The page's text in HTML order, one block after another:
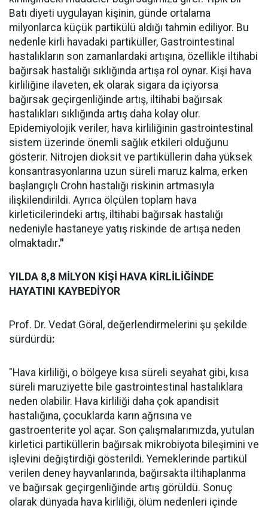
Batı diyeti uygulayan kişinin, günde ortalama
milyonlarca küçük partikülü aldığı tahmin ediliyor. Bu
nedenle kirli havadaki partiküller, Gastrointestinal
hastalıkların son zamanlardaki artışına, özellikle iltihabi
bağırsak hastalığı sıklığında artışa rol oynar. Kişi hava
kirliliğine ilaveten, ek olarak sigara da içiyorsa
bağırsak geçirgenliğinde artış, iltihabi bağırsak
hastalıkları sıklığında artış daha kolay olur.
Epidemiyolojik veriler, hava kirliliğinin gastrointestinal
sistem üzerinde önemli sağlık etkileri olduğunu
gösterir. Nitrojen dioksit ve partiküllerin daha yüksek
konsantrasyonlarına uzun süreli maruz kalma, erken
başlangıçlı Crohn hastalığı riskinin artmasıyla
ilişkilendirildi. Ayrıca ölçülen toplam hava
kirleticilerindeki artış, iltihabi bağırsak hastalığı
nedeniyle hastaneye yatış riskinde de artışa neden
olmaktadır."
YILDA 8,8 MİLYON KİŞİ HAVA KİRLİLİĞİNDE
HAYATINI KAYBEDİYOR
Prof. Dr. Vedat Göral, değerlendirmelerini şu şekilde
sürdürdü:
"Hava kirliliği, o bölgeye kısa süreli seyahat gibi, kısa
süreli maruziyette bile gastrointestinal hastalıklara
neden olabilir. Hava kirliliği daha çok apandisit
hastalığına, çocuklarda karın ağrısına ve
gastroenterite yol açar. Son çalışmalarımızda, yutulan
kirletici partiküllerin bağırsak mikrobiyota bileşimini ve
işlevini değiştirdiği gösterildi. Yemeklerinde partikül
verilen deney hayvanlarında, bağırsakta iltihaplanma
ve bağırsak geçirgenliğinde artış görüldü. Sonuç
olarak dünyada hava kirliliği, ölüm nedenleri içinde